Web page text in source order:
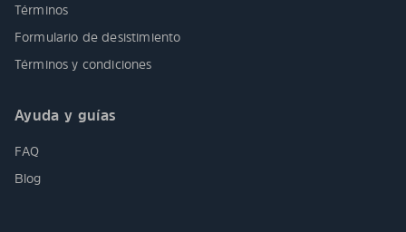
Términos
Formulario de desistimiento
Términos y condiciones
Ayuda y guías
FAQ
Blog